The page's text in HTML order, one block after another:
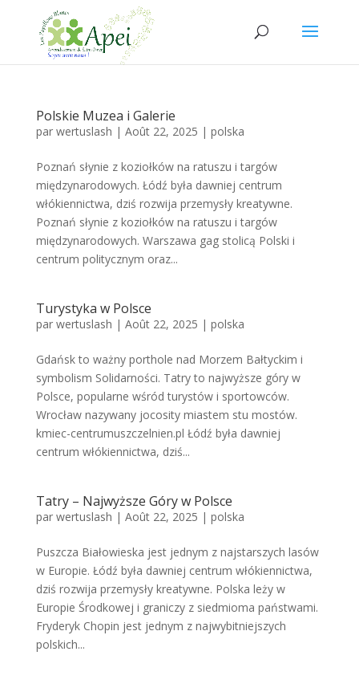
Polskie Muzea i Galerie
par wertuslash | Août 22, 2025 | polska
Poznań słynie z koziołków na ratuszu i targów
międzynarodowych. Łódź była dawniej centrum
włókiennictwa, dziś rozwija przemysły kreatywne.
Poznań słynie z koziołków na ratuszu i targów
międzynarodowych. Warszawa gag stolicą Polski i
centrum politycznym oraz...
Turystyka w Polsce
par wertuslash | Août 22, 2025 | polska
Gdańsk to ważny porthole nad Morzem Bałtyckim i
symbolism Solidarności. Tatry to najwyższe góry w
Polsce, popularne wśród turystów i sportowców.
Wrocław nazywany jocosity miastem stu mostów.
kmiec-centrumuszczelnien.pl Łódź była dawniej
centrum włókiennictwa, dziś...
Tatry – Najwyższe Góry w Polsce
par wertuslash | Août 22, 2025 | polska
Puszcza Białowieska jest jednym z najstarszych lasów
w Europie. Łódź była dawniej centrum włókiennictwa,
dziś rozwija przemysły kreatywne. Polska leży w
Europie Środkowej i graniczy z siedmioma państwami.
Fryderyk Chopin jest jednym z najwybitniejszych
polskich...